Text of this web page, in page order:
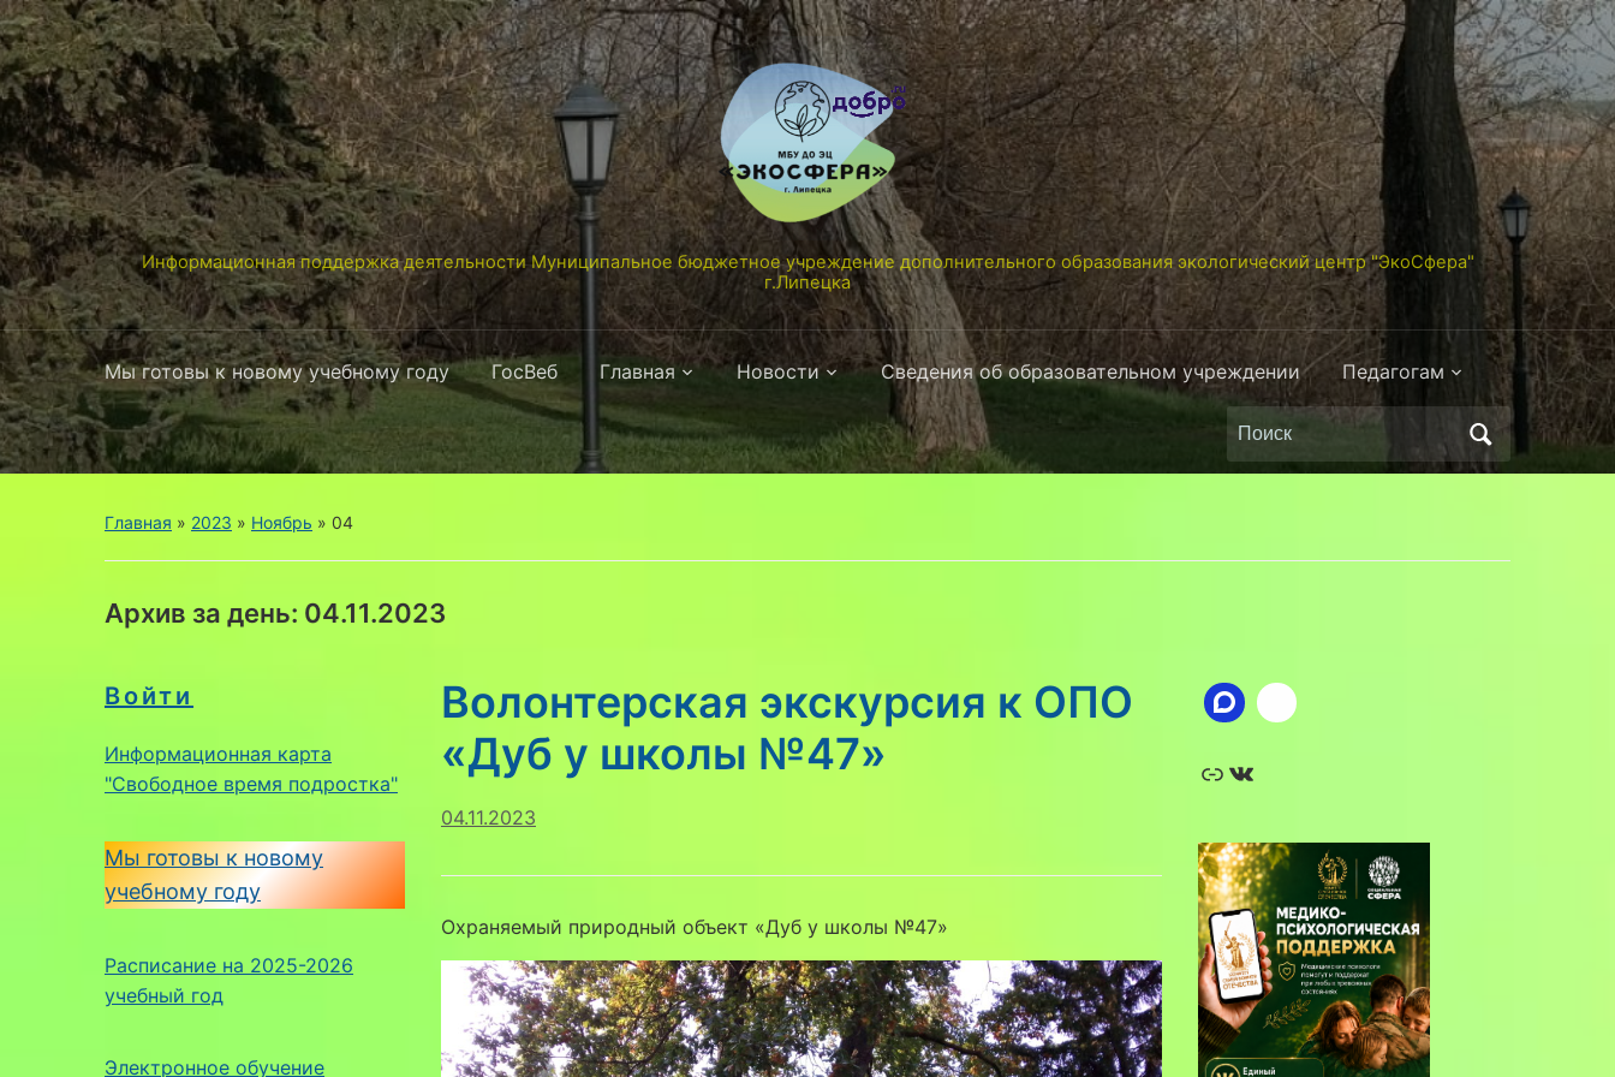
Информационная поддержка деятельности Муниципальное бюджетное учреждение дополнительного образования экологический центр "ЭкоСфера"
г.Липецка
Мы готовы к новому учебному году ГосВеб Главная Новости Сведения об образовательном учреждении Педагогам
Поиск
по:
Главная » 2023 » Ноябрь » 04
Архив за день: 04.11.2023
Войти
Информационная карта
"Свободное время подростка"
Мы готовы к новому
учебному году
Расписание на 2025-2026
учебный год
Электронное обучение
Волонтерская экскурсия к ОПО
«Дуб у школы №47»
04.11.2023
Охраняемый природный объект «Дуб у школы №47»
Ссылка